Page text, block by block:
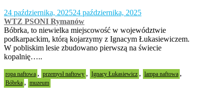
24 października, 202524 października, 2025
WTZ PSONI Rymanów
Bóbrka, to niewielka miejscowość w województwie
podkarpackim, którą kojarzymy z Ignacym Łukasiewiczem.
W pobliskim lesie zbudowano pierwszą na świecie
kopalnię…..
ropa naftowa , przemysł naftowy , Ignacy Łukasiewicz , lampa naftowa ,
Bóbrka , muzeum